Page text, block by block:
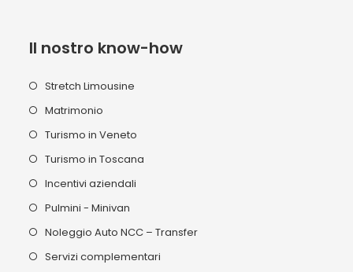
Il nostro know-how
Stretch Limousine
Matrimonio
Turismo in Veneto
Turismo in Toscana
Incentivi aziendali
Pulmini - Minivan
Noleggio Auto NCC – Transfer
Servizi complementari